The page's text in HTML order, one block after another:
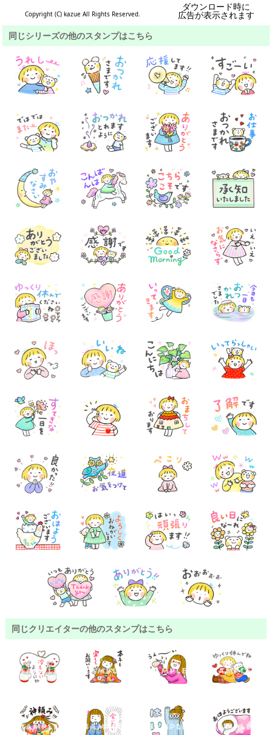
Copyright (C) kazue All Rights Reserved.
ダウンロード時に
広告が表示されます
同じシリーズの他のスタンプはこちら
同じクリエイターの他のスタンプはこちら